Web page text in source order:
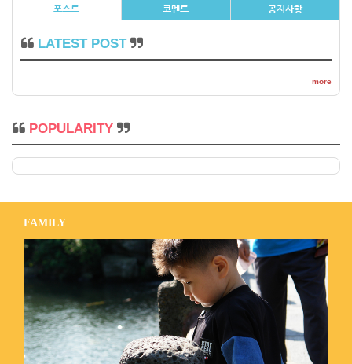
포스트 코멘트 공지사항
LATEST POST
more
POPULARITY
FAMILY